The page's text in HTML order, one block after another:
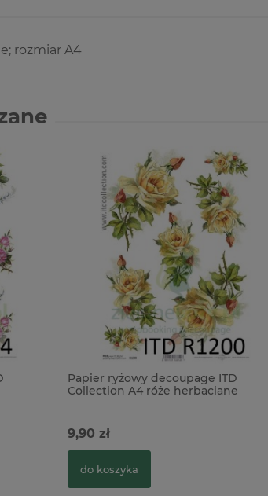
rozmiar A4
Papier ryżowy decoupage ITD
Collection A4 róże herbaciane
9,90 zł
do koszyka